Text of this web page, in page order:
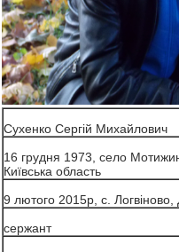
Сухенко Сергій Михайлович
16 грудня 1973, село
Київська область
9 лютого 2015р, с. Логвіново,
сержант